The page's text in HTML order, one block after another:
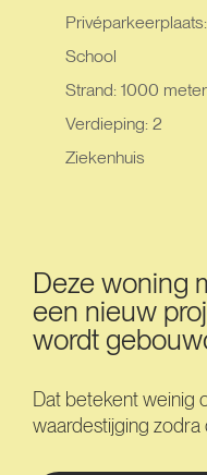
Privéparkeerplaats:
School
Strand: 1000 meter
Verdieping: 2
Ziekenhuis
Deze woning
een nieuw
wordt
Dat betekent weinig
waardestijging zodra